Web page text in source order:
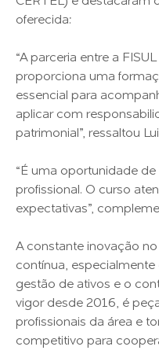
oferecida:
“A parceria entre a
proporciona uma
essencial para
aplicar com
patrimonial”, ressaltou
“É uma oportunidade
profissional. O curso
expectativas”,
A constante inovação
contínua,
gestão de ativos e o
vigor desde 2016, é
profissionais da área e
competitivo para